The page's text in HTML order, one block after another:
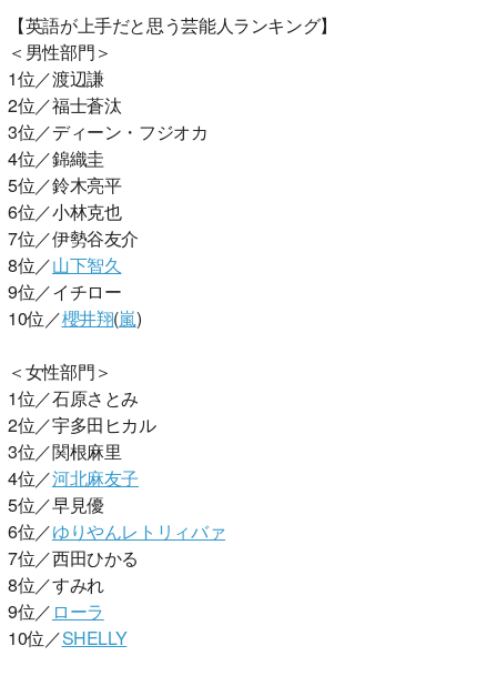
【英語が上手だと思う芸能人ランキング】
＜男性部門＞
1位／渡辺謙
2位／福士蒼汰
3位／ディーン・フジオカ
4位／錦織圭
5位／鈴木亮平
6位／小林克也
7位／伊勢谷友介
8位／山下智久
9位／イチロー
10位／櫻井翔(嵐)
＜女性部門＞
1位／石原さとみ
2位／宇多田ヒカル
3位／関根麻里
4位／河北麻友子
5位／早見優
6位／ゆりやんレトリィバァ
7位／西田ひかる
8位／すみれ
9位／ ローラ
10位／SHELLY